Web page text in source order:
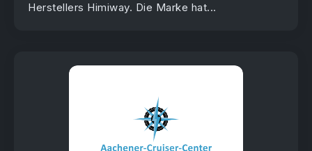
Herstellers Himiway. Die Marke hat...